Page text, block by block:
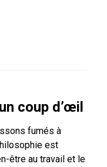
coup d’œil
fumés à
est
être au travail et le